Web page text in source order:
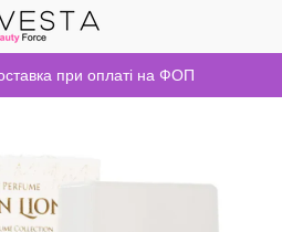
при оплаті на ФОП